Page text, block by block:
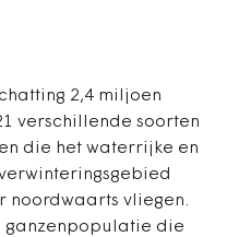
2,4 miljoen
verschillende soorten
die het waterrijke en
noordwaarts vliegen.
ganzenpopulatie die